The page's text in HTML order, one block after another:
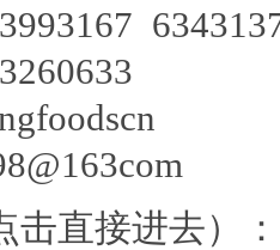
击直接进去）：